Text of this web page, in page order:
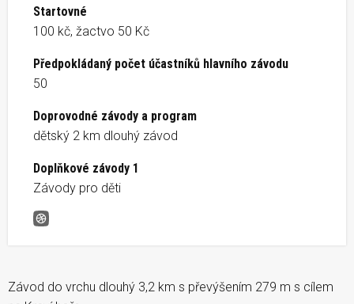
Startovné
100 kč, žactvo 50 Kč
Předpokládaný počet účastníků hlavního závodu
50
Doprovodné závody a program
dětský 2 km dlouhý závod
Doplňkové závody 1
Závody pro děti
Běh na Kraví Horu
Závod do vrchu dlouhý 3,2 km s převýšením 279 m s cílem